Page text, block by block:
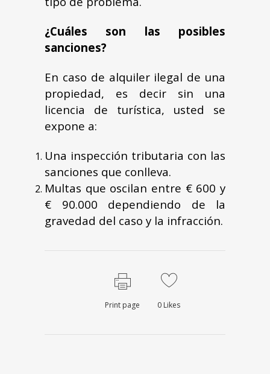
¿Cuáles son las posibles
sanciones?
En caso de alquiler ilegal de una
propiedad, es decir sin una
licencia de turística, usted se
expone a:
Una inspección tributaria con las
sanciones que conlleva.
Multas que oscilan entre € 600 y
€ 90.000 dependiendo de la
gravedad del caso y la infracción.
Print page 0 Likes